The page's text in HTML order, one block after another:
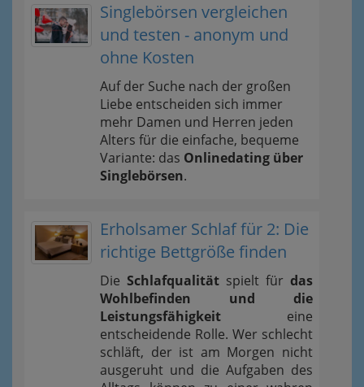
Singlebörsen vergleichen
und testen - anonym und
ohne Kosten
Auf der Suche nach der großen
Liebe entscheiden sich immer
mehr Damen und Herren jeden
Alters für die einfache, bequeme
Variante: das Onlinedating über
Singlebörsen.
Erholsamer Schlaf für 2: Die
richtige Bettgröße finden
Die Schlafqualität spielt für das
Wohlbefinden und die
Leistungsfähigkeit eine
entscheidende Rolle. Wer schlecht
schläft, der ist am Morgen nicht
ausgeruht und die Aufgaben des